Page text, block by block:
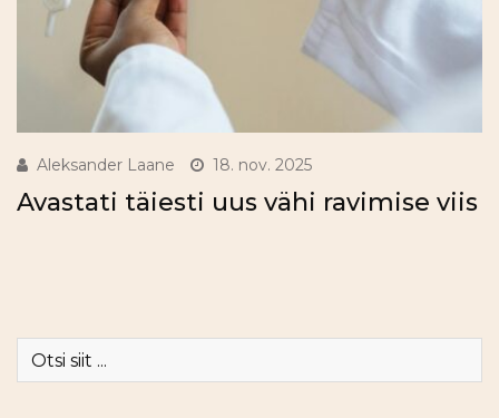
Aleksander Laane 18. nov. 2025
Avastati täiesti uus vähi ravimise viis